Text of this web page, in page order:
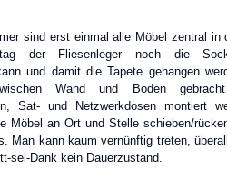
sind erst einmal alle Möbel zentral in
der Fliesenleger noch die
und damit die Tapete gehangen
Wand und Boden
Sat- und Netzwerkdosen montiert
Möbel an Ort und Stelle schieben/
Man kann kaum vernünftig treten,
sei-Dank kein Dauerzustand.